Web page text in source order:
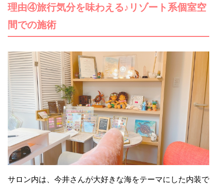
理由④旅行気分を味わえる♪リゾート系個室空
間での施術
サロン内は、今井さんが大好きな海をテーマにした内装で